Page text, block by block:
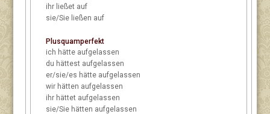
ihr ließet auf
sie/Sie ließen auf
Plusquamperfekt
ich hätte aufgelassen
du hättest aufgelassen
er/sie/es hätte aufgelassen
wir hätten aufgelassen
ihr hättet aufgelassen
sie/Sie hätten aufgelassen